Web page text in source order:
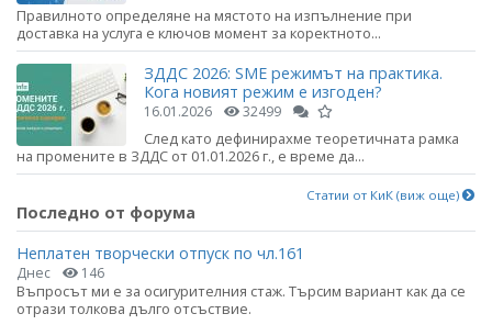
Правилното определяне на мястото на изпълнение при
доставка на услуга е ключов момент за коректното...
ЗДДС 2026: SME режимът на практика.
Кога новият режим е изгоден?
16.01.2026 32499
След като дефинирахме теоретичната рамка
на промените в ЗДДС от 01.01.2026 г., е време да...
Статии от КиК (виж още)
Последно от форума
Неплатен творчески отпуск по чл.161
Днес 146
Въпросът ми е за осигурителния стаж. Търсим вариант как да се
отрази толкова дълго отсъствие.